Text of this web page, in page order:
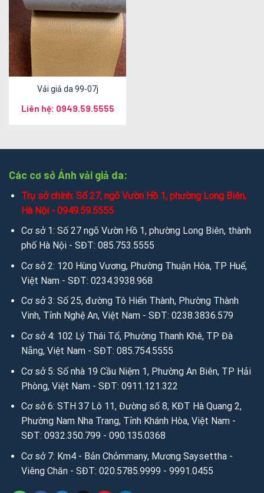
Vải giả da 99-07j
Liên hệ: 0949.59.5555
Các cơ sở Ánh vải giả da:
Trụ sở chính: Số 27, ngõ Vườn Hồ 1, phường Long Biên,
Hà Nội - 0949.59.5555
Cơ sở 1: Số 27 ngõ Vườn Hồ 1, phường Long Biên, thành
phố Hà Nội - SĐT: 085.753.5555
Cơ sở 2: 120 Hùng Vương, Phường Thuận Hóa, TP Huế,
Việt Nam - SĐT: 0234.3938.968
Cơ sở 3: Số 25, đường Tô Hiến Thành, Phường Thành
Vinh, Tỉnh Nghệ An, Việt Nam - SĐT: 0238.3836.579
Cơ sở 4: 102 Lý Thái Tổ, Phường Thanh Khê, TP Đà
Nẵng, Việt Nam - SĐT: 085.754.5555
Cơ sở 5: Số nhà 19 Cầu Niệm 1, Phường An Biên, TP Hải
Phòng, Việt Nam - SĐT: 0911.121.322
Cơ sở 6: STH 37 Lô 11, Đường số 8, KĐT Hà Quang 2,
Phường Nam Nha Trang, Tỉnh Khánh Hòa, Việt Nam -
SĐT: 0932.350.799 - 090.135.0368
Cơ sở 7: Km4 - Bản Chỏmmany, Mương Saysettha -
Viêng Chăn - SĐT: 020.5785.9999 - 9991.0455